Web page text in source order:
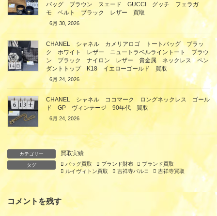
バッグ ブラウン スエード GUCCI グッチ フェラガ
モ ベルト ブラック レザー 買取
6月 30, 2026
CHANEL シャネル カメリアロゴ トートバッグ ブラッ
ク ホワイト レザー ニュートラベルライントート ブラウ
ン ブラック ナイロン レザー 貴金属 ネックレス ペン
ダントトップ K18 イエローゴールド 買取
6月 24, 2026
CHANEL シャネル ココマーク ロングネックレス ゴール
ド GP ヴィンテージ 90年代 買取
6月 24, 2026
カテゴリー 買取実績
タグ バッグ買取 ブランド財布
ブランド買取
ルイヴィトン買取
吉祥寺パルコ 吉祥寺買取
コメントを残す